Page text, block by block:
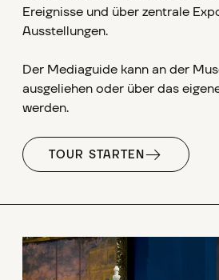
Ereignisse und über zentrale
Ausstellungen.
Der Mediaguide kann an der
ausgeliehen oder über das
werden.
TOUR STARTEN